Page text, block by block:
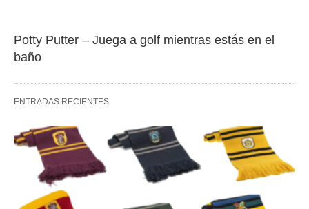
Potty Putter – Juega a golf mientras estás en el
baño
ENTRADAS RECIENTES